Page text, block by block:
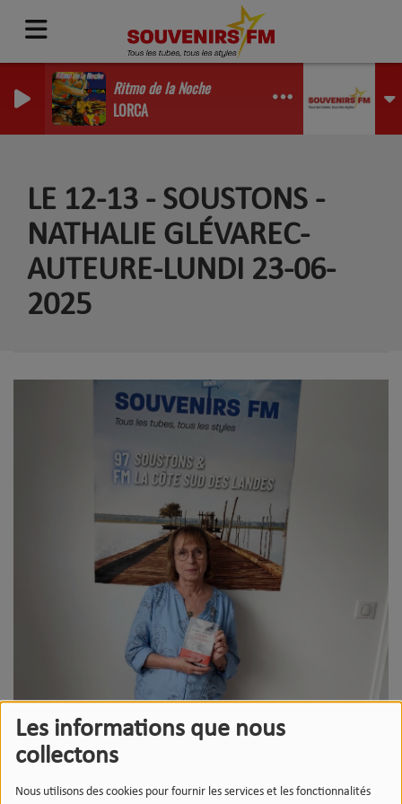
Les informations que nous
collectons
Nous utilisons des cookies pour fournir les services et les fonctionnalités
Ritmo de la Noche
LORCA
LE 12-13 - SOUSTONS -
NATHALIE GLÉVAREC-
AUTEURE-LUNDI 23-06-
2025